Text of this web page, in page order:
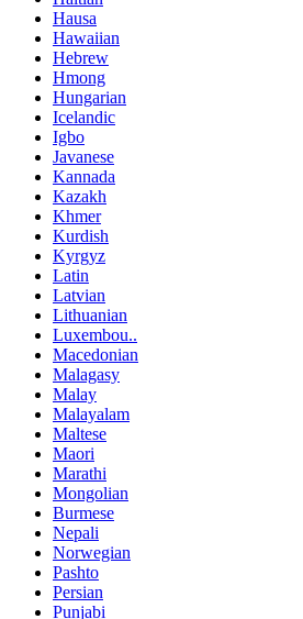
Hausa
Hawaiian
Hebrew
Hmong
Hungarian
Icelandic
Igbo
Javanese
Kannada
Kazakh
Khmer
Kurdish
Kyrgyz
Latin
Latvian
Lithuanian
Luxembou..
Macedonian
Malagasy
Malay
Malayalam
Maltese
Maori
Marathi
Mongolian
Burmese
Nepali
Norwegian
Pashto
Persian
Punjabi